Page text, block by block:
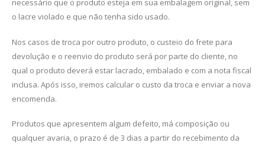
necessário que o produto esteja em sua embalagem original, sem
o lacre violado e que não tenha sido usado.
Nos casos de troca por outro produto, o custeio do frete para
devolução e o reenvio do produto será por parte do cliente, no
qual o produto deverá estar lacrado, embalado e com a nota fiscal
inclusa. Após isso, iremos calcular o custo da troca e enviar a nova
encomenda.
Produtos que apresentem algum defeito, má composição ou
qualquer avaria, o prazo é de 3 dias a partir do recebimento da